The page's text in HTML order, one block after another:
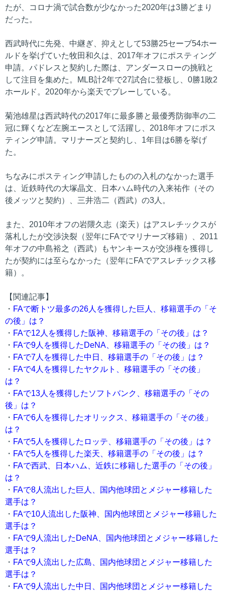
たが、コロナ渦で試合数が少なかった2020年は3勝どまり
だった。
西武時代に先発、中継ぎ、抑えとして53勝25セーブ54ホー
ルドを挙げていた牧田和久は、2017年オフにポスティング
申請。パドレスと契約した際は、アンダースローの挑戦と
して注目を集めた。MLB計2年で27試合に登板し、0勝1敗2
ホールド。2020年から楽天でプレーしている。
菊池雄星は西武時代の2017年に最多勝と最優秀防御率の二
冠に輝くなど左腕エースとして活躍し、2018年オフにポス
ティング申請。マリナーズと契約し、1年目は6勝を挙げ
た。
ちなみにポスティング申請したものの入札のなかった選手
は、近鉄時代の大塚晶文、日本ハム時代の入来祐作（その
後メッツと契約）、三井浩二（西武）の3人。
また、2010年オフの岩隈久志（楽天）はアスレチックスが
落札したが交渉決裂（翌年にFAでマリナーズ移籍）、2011
年オフの中島裕之（西武）もヤンキースが交渉権を獲得し
たが契約には至らなかった（翌年にFAでアスレチックス移
籍）。
【関連記事】
・ FAで断トツ最多の26人を獲得した巨人、移籍選手の「そ
の後」は？
・ FAで12人を獲得した阪神、移籍選手の「その後」は？
・ FAで9人を獲得したDeNA、移籍選手の「その後」は？
・ FAで7人を獲得した中日、移籍選手の「その後」は？
・ FAで4人を獲得したヤクルト、移籍選手の「その後」
は？
・ FAで13人を獲得したソフトバンク、移籍選手の「その
後」は？
・ FAで6人を獲得したオリックス、移籍選手の「その後」
は？
・ FAで5人を獲得したロッテ、移籍選手の「その後」は？
・ FAで5人を獲得した楽天、移籍選手の「その後」は？
・ FAで西武、日本ハム、近鉄に移籍した選手の「その後」
は？
・ FAで8人流出した巨人、国内他球団とメジャー移籍した
選手は？
・ FAで10人流出した阪神、国内他球団とメジャー移籍した
選手は？
・ FAで9人流出したDeNA、国内他球団とメジャー移籍した
選手は？
・ FAで9人流出した広島、国内他球団とメジャー移籍した
選手は？
・ FAで9人流出した中日、国内他球団とメジャー移籍した